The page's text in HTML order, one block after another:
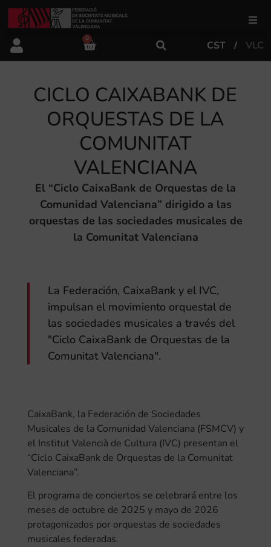
FSMCV
Áreas de gestión
Área educativa
Área artística
Actualidad
0
CST VLC
CICLO CAIXABANK DE
ORQUESTAS DE LA
COMUNITAT
VALENCIANA
El “Ciclo CaixaBank de Orquestas de la
Comunidad Valenciana” dirigido a las
orquestas de las sociedades musicales de
la Comunitat Valenciana
La Federación, CaixaBank y el IVC,
impulsan el movimiento orquestal de
las sociedades musicales a través del
"Ciclo CaixaBank de Orquestas de la
Comunitat Valenciana".
CaixaBank, la Federación de Sociedades
Musicales de la Comunidad Valenciana (FSMCV) y
el Institut Valencià de Cultura (IVC) presentan el
“Ciclo CaixaBank de Orquestas de la Comunitat
Valenciana”.
El programa de conciertos se celebrará entre los
meses de octubre de 2025 y mayo de 2026
protagonizados por orquestas de sociedades
musicales federadas.